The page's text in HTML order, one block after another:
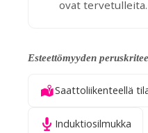
ovat tervetulleita.
Esteettömyyden
Saattoliikenteellä
Induktiosilmukka